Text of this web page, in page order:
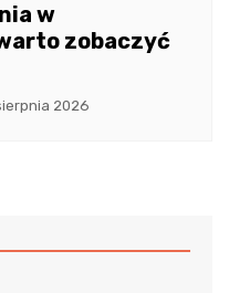
w
zobaczyć
2026